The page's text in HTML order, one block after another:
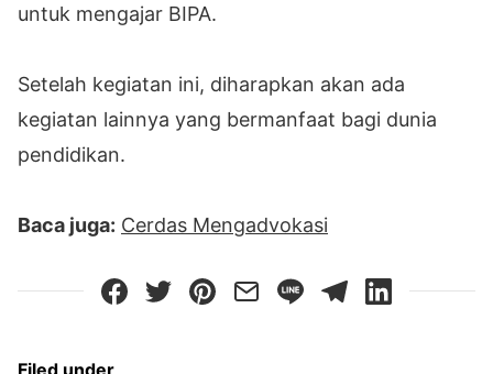
untuk mengajar BIPA.
Setelah kegiatan ini, diharapkan akan ada
kegiatan lainnya yang bermanfaat bagi dunia
pendidikan.
Baca juga: Cerdas Mengadvokasi
Filed under